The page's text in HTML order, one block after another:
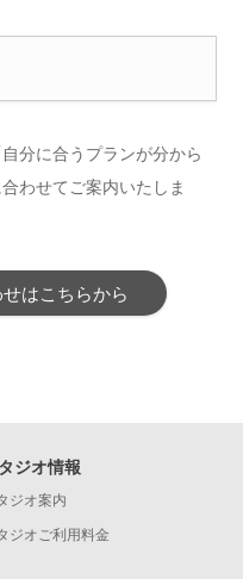
分に合うプランが分から
わせてご案内いたしま
はこちらから
ジオ情報
ジオ案内
ジオご利用料金